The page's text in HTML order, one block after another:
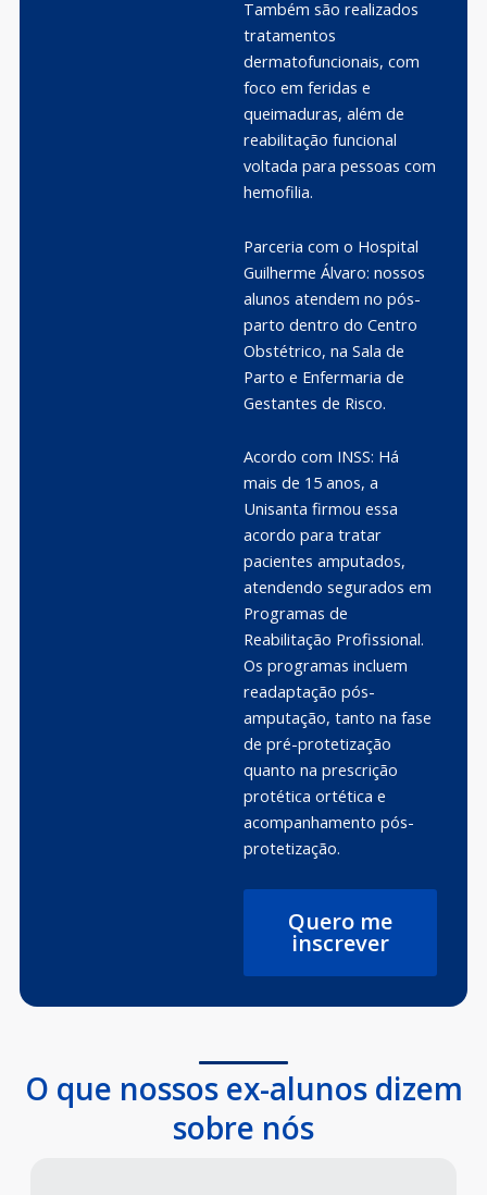
Também são realizados
tratamentos
dermatofuncionais, com
foco em feridas e
queimaduras, além de
reabilitação funcional
voltada para pessoas com
hemofilia.
Parceria com o Hospital
Guilherme Álvaro: nossos
alunos atendem no pós-
parto dentro do Centro
Obstétrico, na Sala de
Parto e Enfermaria de
Gestantes de Risco.
Acordo com INSS: Há
mais de 15 anos, a
Unisanta firmou essa
acordo para tratar
pacientes amputados,
atendendo segurados em
Programas de
Reabilitação Profissional.
Os programas incluem
readaptação pós-
amputação, tanto na fase
de pré-protetização
quanto na prescrição
protética ortética e
acompanhamento pós-
protetização.
Quero me
inscrever
O que nossos ex-alunos dizem
sobre nós